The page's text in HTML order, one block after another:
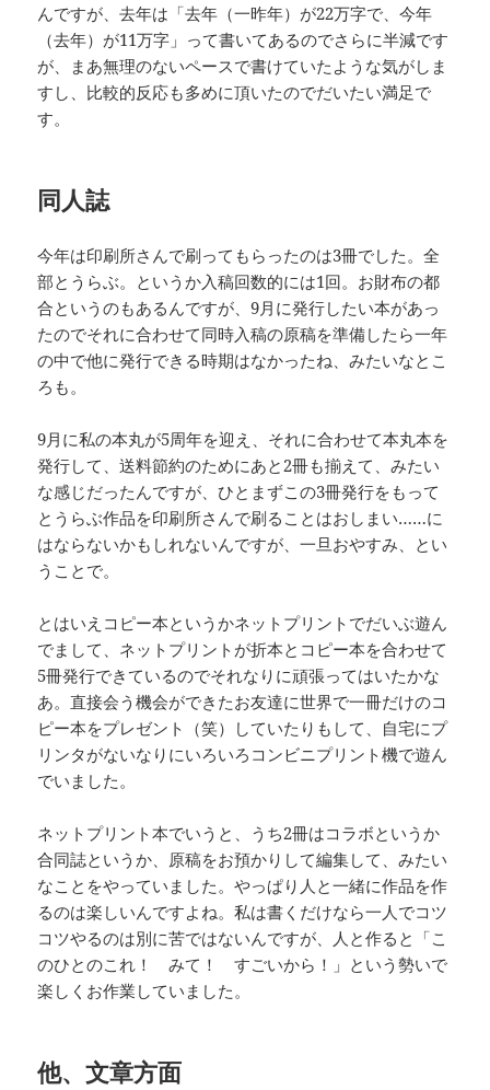
んですが、去年は「去年（一昨年）が22万字で、今年
（去年）が11万字」って書いてあるのでさらに半減です
が、まあ無理のないペースで書けていたような気がしま
すし、比較的反応も多めに頂いたのでだいたい満足で
す。
同人誌
今年は印刷所さんで刷ってもらったのは3冊でした。全
部とうらぶ。というか入稿回数的には1回。お財布の都
合というのもあるんですが、9月に発行したい本があっ
たのでそれに合わせて同時入稿の原稿を準備したら一年
の中で他に発行できる時期はなかったね、みたいなとこ
ろも。
9月に私の本丸が5周年を迎え、それに合わせて本丸本を
発行して、送料節約のためにあと2冊も揃えて、みたい
な感じだったんですが、ひとまずこの3冊発行をもって
とうらぶ作品を印刷所さんで刷ることはおしまい……に
はならないかもしれないんですが、一旦おやすみ、とい
うことで。
とはいえコピー本というかネットプリントでだいぶ遊ん
でまして、ネットプリントが折本とコピー本を合わせて
5冊発行できているのでそれなりに頑張ってはいたかな
あ。直接会う機会ができたお友達に世界で一冊だけのコ
ピー本をプレゼント（笑）していたりもして、自宅にプ
リンタがないなりにいろいろコンビニプリント機で遊ん
でいました。
ネットプリント本でいうと、うち2冊はコラボというか
合同誌というか、原稿をお預かりして編集して、みたい
なことをやっていました。やっぱり人と一緒に作品を作
るのは楽しいんですよね。私は書くだけなら一人でコツ
コツやるのは別に苦ではないんですが、人と作ると「こ
のひとのこれ！ みて！ すごいから！」という勢いで
楽しくお作業していました。
他、文章方面